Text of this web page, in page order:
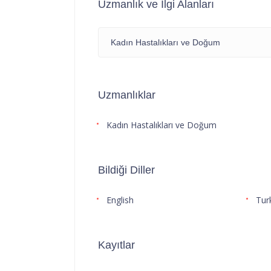
Uzmanlık ve İlgi Alanları
Kadın Hastalıkları ve Doğum
Uzmanlıklar
Kadın Hastalıkları ve Doğum
Bildiği Diller
English
Kayıtlar